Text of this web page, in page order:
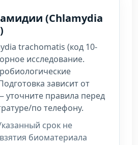
(Chlamydia
trachomatis (код 10-
исследование.
зависит от
уточните правила перед
по телефону.
срок не
биоматериала